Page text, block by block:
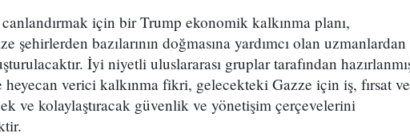
için bir Trump ekonomik kalkınma planı,
bazılarının doğmasına yardımcı olan uzmanlardan
İyi niyetli uluslararası gruplar tarafından
heyecan verici kalkınma fikri, gelecekteki Gazze için iş, fırsat ve
ve kolaylaştıracak güvenlik ve yönetişim çerçevelerini